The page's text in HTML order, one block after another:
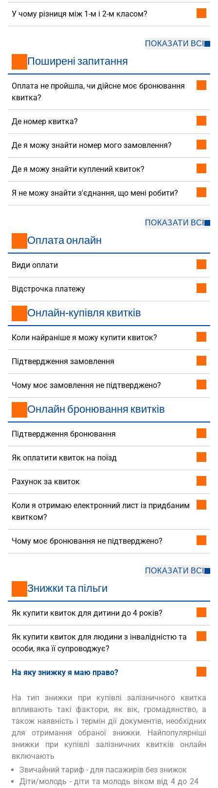
У чому різниця між 1-м і 2-м класом?
ПОКАЗАТИ ВСІ
Поширені запитання
Оплата не пройшла, чи дійсне моє бронювання
квитка?
Де номер квитка?
Де я можу знайти номер мого замовлення?
Де я можу знайти куплений квиток?
Я не можу знайти з'єднання, що мені робити?
ПОКАЗАТИ ВСІ
Оплата онлайн
Види оплати
Відстрочка платежу
Онлайн-купівля квитків
Коли найраніше я можу купити квиток?
Підтвердження замовлення
Чому моє замовлення не підтверджено?
Онлайн бронювання квитків
Підтвердження бронювання
Як оплатити квиток на поїзд
Рахунок за квиток
Коли я отримаю електронний лист із придбаним
квитком?
Чому моє бронювання не підтверджено?
ПОКАЗАТИ ВСІ
Знижки та пільги
Як купити квиток для дитини до 4 років?
Як купити квиток для людини з інвалідністю та
особи, яка її супроводжує?
На яку знижку я маю право?
На тип знижки при купівлі залізничного квитка
впливають такі фактори, як вік, громадянство, а
також наявність і термін дії документів, необхідних
для отримання обраної знижки. Найпопулярніші
знижки при купівлі залізничних квитків онлайн
включають
Звичайний тариф - для пасажирів без знижок
Діти/молодь - діти та молодь віком від 4 до 24